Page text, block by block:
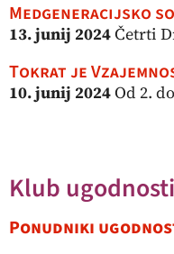
Medgeneracijsko
13. junij 2024Četrti
Tokrat je
10. junij 2024Od 2.
Klub ugodnosti
Ponudniki